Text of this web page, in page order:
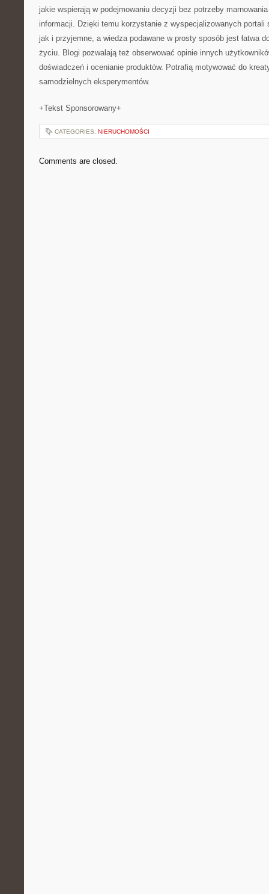
jakie wspierają w podejmowaniu decyzji bez potrzeby
informacji. Dzięki temu korzystanie z wyspecjalizowanych portali
jak i przyjemne, a wiedza podawane w prosty sposób jest łatwa
życiu. Blogi pozwalają też obserwować opinie innych
doświadczeń i ocenianie produktów. Potrafią motywować do
samodzielnych eksperymentów.
+Tekst Sponsorowany+
CATEGORIES: NIERUCHOMOŚCI
Comments are closed.